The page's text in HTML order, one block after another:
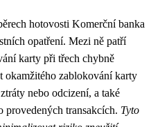
hotovosti Komerční banka
opatření. Mezi ně patří
karty při třech chybně
okamžitého zablokování karty
nebo odcizení, a také
provedených transakcích. Tyto